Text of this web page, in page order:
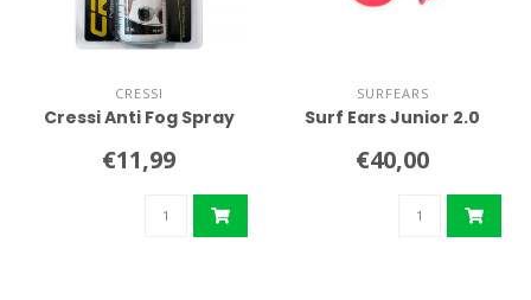
CRESSI
Cressi Anti Fog Spray
€11,99
SURFEARS
Surf Ears Junior 2.0
€40,00